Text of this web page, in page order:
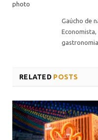
Gaúcho de
Economista,
RELATED POSTS